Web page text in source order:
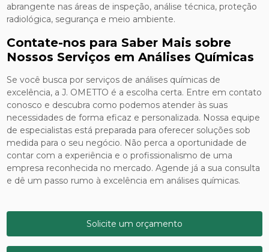
abrangente nas áreas de inspeção, análise técnica, proteção
radiológica, segurança e meio ambiente.
Contate-nos para Saber Mais sobre
Nossos Serviços em Análises Químicas
Se você busca por serviços de análises químicas de
excelência, a J. OMETTO é a escolha certa. Entre em contato
conosco e descubra como podemos atender às suas
necessidades de forma eficaz e personalizada. Nossa equipe
de especialistas está preparada para oferecer soluções sob
medida para o seu negócio. Não perca a oportunidade de
contar com a experiência e o profissionalismo de uma
empresa reconhecida no mercado. Agende já a sua consulta
e dê um passo rumo à excelência em análises químicas.
Solicite um orçamento